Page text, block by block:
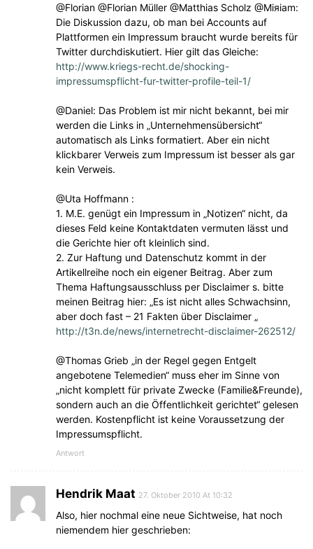
@Florian @Florian Müller @Matthias Scholz @Miяiam:
Die Diskussion dazu, ob man bei Accounts auf
Plattformen ein Impressum braucht wurde bereits für
Twitter durchdiskutiert. Hier gilt das Gleiche:
http://www.kriegs-recht.de/shocking-
impressumspflicht-fur-twitter-profile-teil-1/
@Daniel: Das Problem ist mir nicht bekannt, bei mir
werden die Links in „Unternehmensübersicht“
automatisch als Links formatiert. Aber ein nicht
klickbarer Verweis zum Impressum ist besser als gar
kein Verweis.
@Uta Hoffmann :
1. M.E. genügt ein Impressum in „Notizen“ nicht, da
dieses Feld keine Kontaktdaten vermuten lässt und
die Gerichte hier oft kleinlich sind.
2. Zur Haftung und Datenschutz kommt in der
Artikellreihe noch ein eigener Beitrag. Aber zum
Thema Haftungsausschluss per Disclaimer s. bitte
meinen Beitrag hier: „Es ist nicht alles Schwachsinn,
aber doch fast – 21 Fakten über Disclaimer „
http://t3n.de/news/internetrecht-disclaimer-262512/
@Thomas Grieb „in der Regel gegen Entgelt
angebotene Telemedien“ muss eher im Sinne von
„nicht komplett für private Zwecke (Familie&Freunde),
sondern auch an die Öffentlichkeit gerichtet“ gelesen
werden. Kostenpflicht ist keine Voraussetzung der
Impressumspflicht.
Antwort
Hendrik Maat 27. Oktober 2010 At 10:32
Also, hier nochmal eine neue Sichtweise, hat noch
niemendem hier geschrieben: